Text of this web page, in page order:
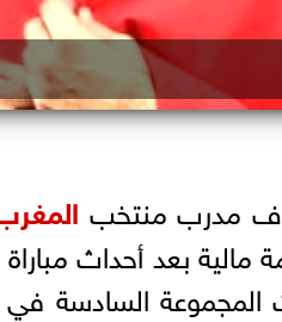
مدرب منتخب
مالية بعد أحداث
المجموعة السادسة